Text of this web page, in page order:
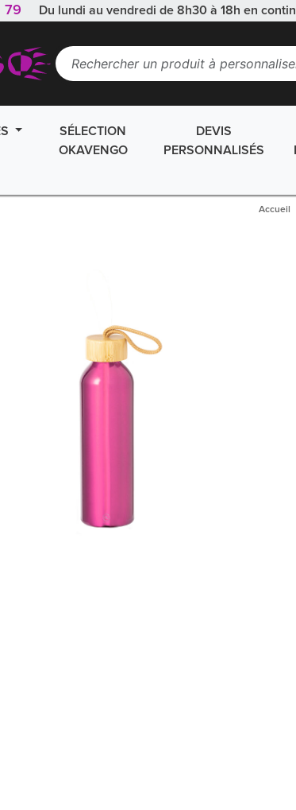
79 Du lundi au vendredi de 8h30 à 18h en
SÉLECTION
OKAVENGO
DEVIS
PERSONNALISÉS
Accueil